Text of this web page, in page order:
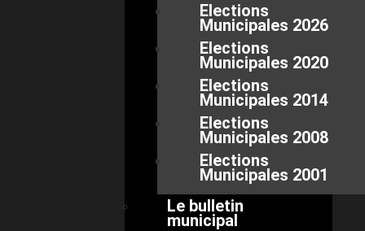
Elections
Municipales 2026
Elections
Municipales 2020
Elections
Municipales 2014
Elections
Municipales 2008
Elections
Municipales 2001
Le bulletin
municipal